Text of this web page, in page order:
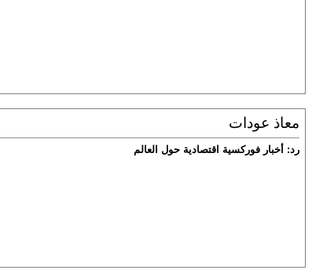
معاذ عودات
رد: أخبار فوركسية اقتصادية حول العالم